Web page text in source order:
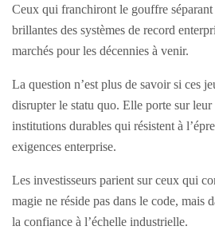
Ceux qui franchiront le gouffre séparant
brillantes des systèmes de record
marchés pour les décennies à venir.
La question n’est plus de savoir si ces
disrupter le statu quo. Elle porte sur leur
institutions durables qui résistent à
exigences enterprise.
Les investisseurs parient sur ceux qui
magie ne réside pas dans le code, mais
la confiance à l’échelle industrielle.